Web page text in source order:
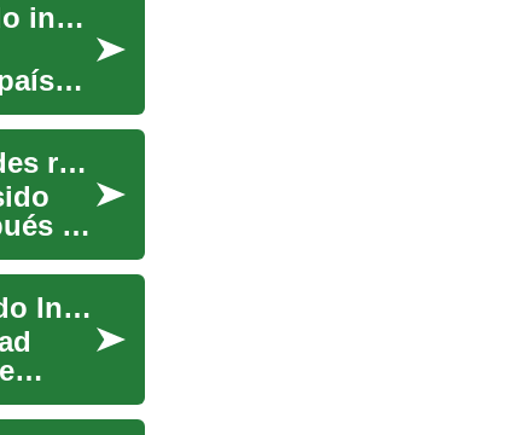
Casas embargadas: Una oportunidad en el mercado inmobiliario
Casas embargadas: cómo funcionan las propiedades recuperadas
de
Casas Embargadas: Una Oportunidad en el Mercado Inmobiliario